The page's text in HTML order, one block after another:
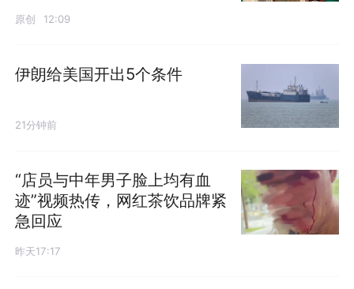
原创 12:09
伊朗给美国开出5个条件
21分钟前
“店员与中年男子脸上均有血
迹”视频热传，网红茶饮品牌紧
急回应
昨天17:17